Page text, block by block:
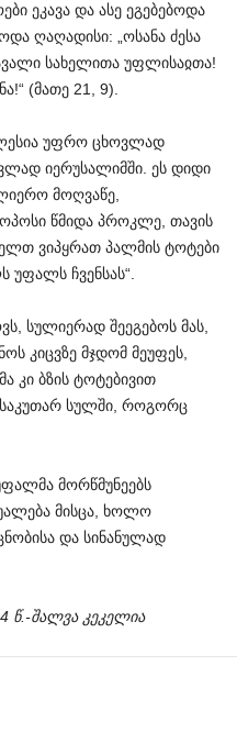
ეკავა და ასე ეგებებოდა
ღაღადისი: „ოსანა ძესა
სახელითა უფლისაჲთა!
(მათე 21, 9).
უფრო ცხოვლად
იერუსალიმში. ეს დიდი
მოღვაწე,
წმიდა პროკლე, თავის
ვიპყრათ პალმის ტოტები
უფალს ჩვენსას“.
სულიერად შეეგებოს მას,
კიცვზე მჯდომ მეუფეს,
კი ბზის ტოტებივით
სულში, როგორც
მორწმუნეებს
მისცა, ხოლო
და სინანულად
წ.-შალვა კეკელია